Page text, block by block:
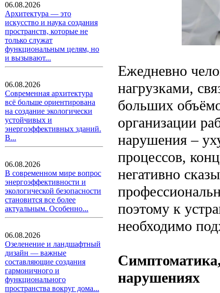
06.08.2026
Архитектура — это
искусство и наука создания
пространств, которые не
только служат
функциональным целям, но
и вызывают...
06.08.2026
Современная архитектура
всё больше ориентирована
на создание экологически
устойчивых и
энергоэффективных зданий.
В...
06.08.2026
В современном мире вопрос
энергоэффективности и
экологической безопасности
становится все более
актуальным. Особенно...
06.08.2026
Озеленение и ландшафтный
дизайн — важные
составляющие создания
гармоничного и
функционального
пространства вокруг дома...
Ежедневно
нагрузками,
больших
организации
нарушения –
процессов,
негативно
поэтому к
необходимо
нарушениях